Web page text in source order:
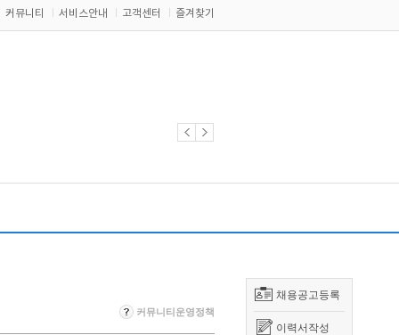
커뮤니티 서비스안내 고객센터 즐겨찾기
채용공고등록
이력서작성
커뮤니티운영정책